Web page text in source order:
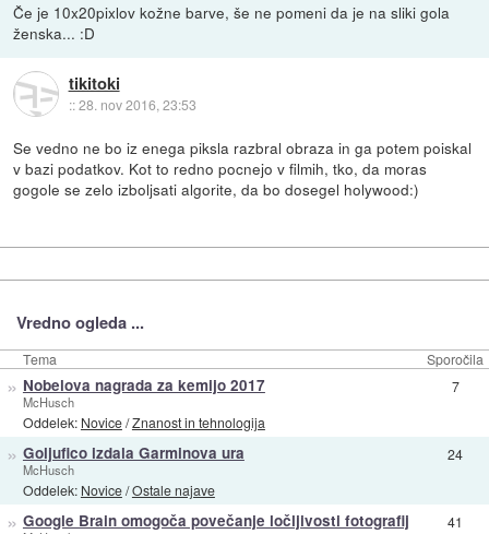
Če je 10x20pixlov kožne barve, še ne pomeni da je na sliki gola
ženska... :D
tikitoki
::28. nov 2016, 23:53
Se vedno ne bo iz enega piksla razbral obraza in ga potem poiskal
v bazi podatkov. Kot to redno pocnejo v filmih, tko, da moras
gogole se zelo izboljsati algorite, da bo dosegel holywood:)
Vredno ogleda ...
Tema Sporočila
» Nobelova nagrada za kemijo 2017
McHusch
Oddelek: Novice/Znanost in tehnologija
7
» Goljufico izdala Garminova ura
McHusch
Oddelek: Novice/Ostale najave
24
» Google Brain omogoča povečanje ločljivosti fotografij 41